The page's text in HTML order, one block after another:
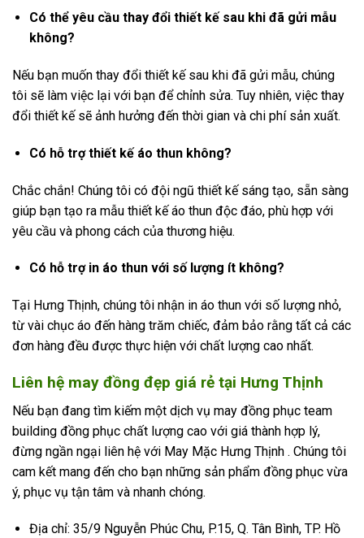
Có thể yêu cầu thay đổi thiết kế sau khi đã gửi mẫu
không?
Nếu bạn muốn thay đổi thiết kế sau khi đã gửi mẫu, chúng
tôi sẽ làm việc lại với bạn để chỉnh sửa. Tuy nhiên, việc thay
đổi thiết kế sẽ ảnh hưởng đến thời gian và chi phí sản xuất.
Có hỗ trợ thiết kế áo thun không?
Chắc chắn! Chúng tôi có đội ngũ thiết kế sáng tạo, sẵn sàng
giúp bạn tạo ra mẫu thiết kế áo thun độc đáo, phù hợp với
yêu cầu và phong cách của thương hiệu.
Có hỗ trợ in áo thun với số lượng ít không?
Tại Hưng Thịnh, chúng tôi nhận in áo thun với số lượng nhỏ,
từ vài chục áo đến hàng trăm chiếc, đảm bảo rằng tất cả các
đơn hàng đều được thực hiện với chất lượng cao nhất.
Liên hệ may đồng đẹp giá rẻ tại Hưng Thịnh
Nếu bạn đang tìm kiếm một dịch vụ may đồng phục team
building đồng phục chất lượng cao với giá thành hợp lý,
đừng ngần ngại liên hệ với May Mặc Hưng Thịnh . Chúng tôi
cam kết mang đến cho bạn những sản phẩm đồng phục vừa
ý, phục vụ tận tâm và nhanh chóng.
Địa chỉ: 35/9 Nguyễn Phúc Chu, P.15, Q. Tân Bình, TP. Hồ